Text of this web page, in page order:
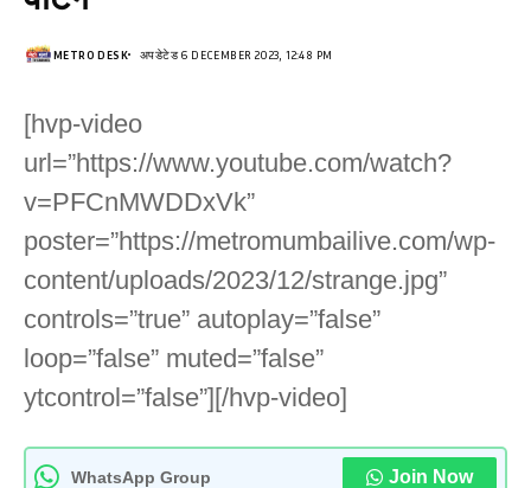
METRO DESK अपडेटेड 6 DECEMBER 2023, 12:48 PM
[hvp-video
url=”https://www.youtube.com/watch?
v=PFCnMWDDxVk”
poster=”https://metromumbailive.com/wp-
content/uploads/2023/12/strange.jpg”
controls=”true” autoplay=”false”
loop=”false” muted=”false”
ytcontrol=”false”][/hvp-video]
WhatsApp Group Join Now